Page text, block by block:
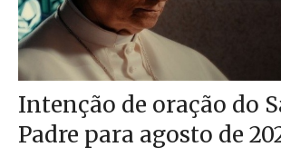
Intenção de oração do
Padre para agosto de